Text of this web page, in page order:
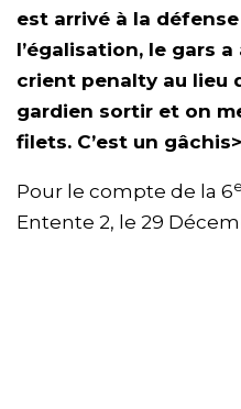
est arrivé à la
l’égalisation, le gars
crient penalty au lieu
gardien sortir et on
filets. C’est un
Pour le compte de la 6e
Entente 2, le 29